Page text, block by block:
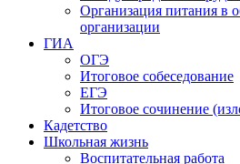
Организация питания в
организации
ГИА
ОГЭ
Итоговое собеседование
ЕГЭ
Итоговое сочинение
Кадетство
Школьная жизнь
Воспитательная работа